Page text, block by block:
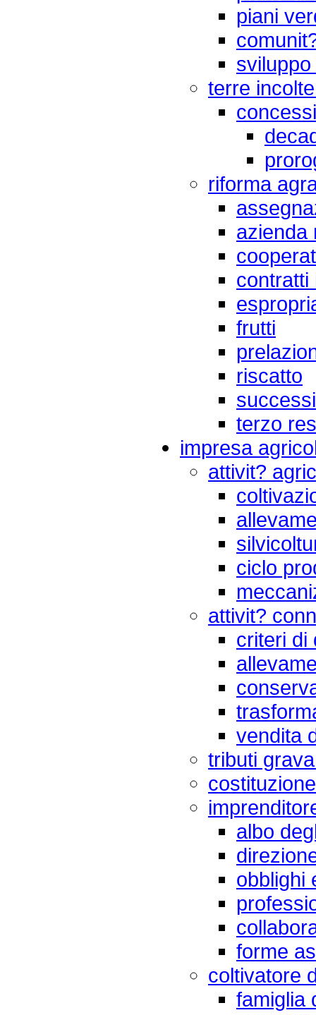
piani
terre
riforma
azienda
contratti
frutti
riscatto
terzo
impresa
attivit?
ciclo
attivit?
criteri di
vendita
tributi
albo
obblighi
forme
coltivatore
famiglia